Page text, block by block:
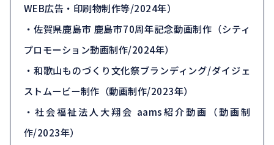
WEB広告・印刷物制作等/2024年）
・佐賀県鹿島市 鹿島市70周年記念動画制作（シティ
プロモーション動画制作/2024年）
・和歌山ものづくり文化祭ブランディング/ダイジェ
ストムービー制作（動画制作/2023年）
・社会福祉法人大翔会 aams紹介動画（動画制
作/2023年）